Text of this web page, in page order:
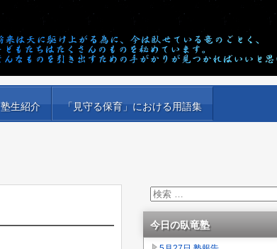
塾生紹介 「見守る保育」における用語集
今日の臥竜塾